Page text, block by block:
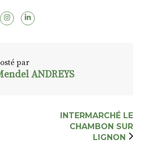
par
ANDREYS
INTERMARCHÉ LE
CHAMBON SUR
LIGNON